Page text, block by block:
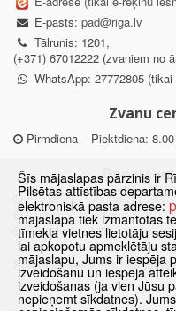
E-pasts: pad@riga.lv
Tālrunis: 1201,
(+371) 67012222 (zvaniem no
WhatsApp: 27772805
Zvanu
Pirmdiena – Piektdiena:
Pirmdiena, Ceturtdiena: 8.30
Otrdiena, Trešdiena: 8.30 –
Piektdiena: 8.30 – 15.00
Klātienes konsultācijas
Šīs mājaslapas pārzinis ir
Pilsētas attīstības
elektroniskā pasta adrese:
mājaslapā tiek izmantotas
tīmekļa vietnes lietotāju
lai apkopotu apmeklētāju
mājaslapu, Jums ir iespēja
izveidošanu un iespēja
izveidošanas (ja vien Jūsu
nepieņemt sīkdatnes).